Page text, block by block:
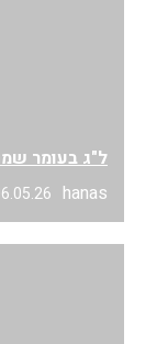
ל"ג בעומר
hanas